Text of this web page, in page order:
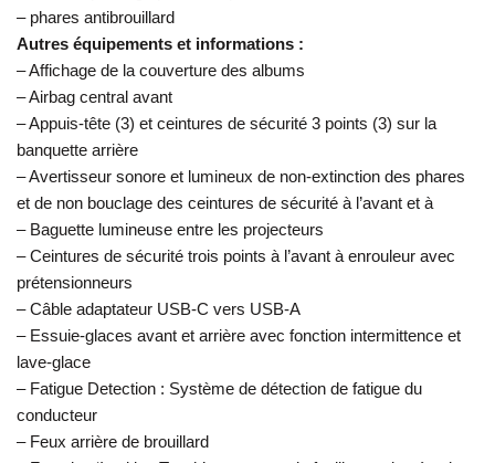
– phares antibrouillard
Autres équipements et informations :
– Affichage de la couverture des albums
– Airbag central avant
– Appuis-tête (3) et ceintures de sécurité 3 points (3) sur la
banquette arrière
– Avertisseur sonore et lumineux de non-extinction des phares
et de non bouclage des ceintures de sécurité à l’avant et à
– Baguette lumineuse entre les projecteurs
– Ceintures de sécurité trois points à l’avant à enrouleur avec
prétensionneurs
– Câble adaptateur USB-C vers USB-A
– Essuie-glaces avant et arrière avec fonction intermittence et
lave-glace
– Fatigue Detection : Système de détection de fatigue du
conducteur
– Feux arrière de brouillard